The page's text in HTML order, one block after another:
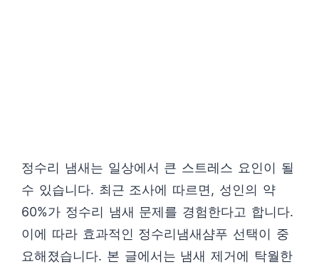
정수리 냄새는 일상에서 큰 스트레스 요인이 될
수 있습니다. 최근 조사에 따르면, 성인의 약
60%가 정수리 냄새 문제를 경험한다고 합니다.
이에 따라 효과적인 정수리냄새샴푸 선택이 중
요해졌습니다. 본 글에서는 냄새 제거에 탁월한